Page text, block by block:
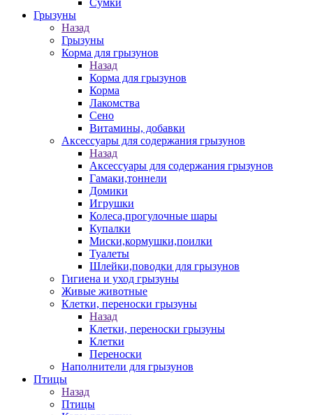
Сумки
Грызуны
Назад
Грызуны
Корма для грызунов
Назад
Корма для грызунов
Корма
Лакомства
Сено
Витамины, добавки
Аксессуары для содержания грызунов
Назад
Аксессуары для содержания грызунов
Гамаки,тоннели
Домики
Игрушки
Колеса,прогулочные шары
Купалки
Миски,кормушки,поилки
Туалеты
Шлейки,поводки для грызунов
Гигиена и уход грызуны
Живые животные
Клетки, переноски грызуны
Назад
Клетки, переноски грызуны
Клетки
Переноски
Наполнители для грызунов
Птицы
Назад
Птицы